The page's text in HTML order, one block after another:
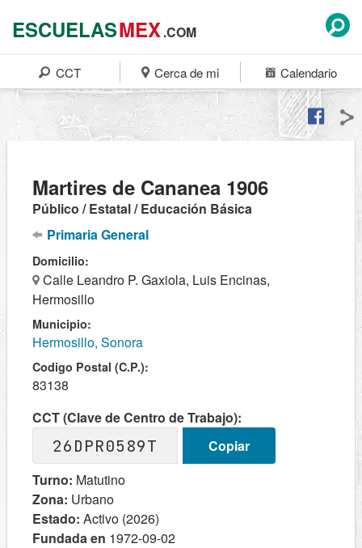
ESCUELASMEX.COM
CCT Cerca de mi Calendario
Martires de Cananea 1906
Público / Estatal / Educación Básica
Primaria General
Domicilio:
Calle Leandro P. Gaxiola, Luis Encinas,
Hermosillo
Municipio:
Hermosillo, Sonora
Codigo Postal (C.P.):
83138
CCT (Clave de Centro de Trabajo):
26DPR0589T
Copiar
Turno: Matutino
Zona: Urbano
Estado: Activo (2026)
Fundada en 1972-09-02